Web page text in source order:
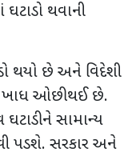
થવાની
થયો છે અને વિદેશી
ખાધ ઓછી થઈ છે.
સામાન્ય
પડશે. સરકાર અને